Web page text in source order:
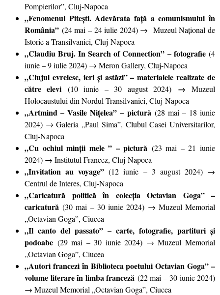
Pompierilor”, Cluj-Napoca
„Fenomenul Pitești. Adevărata față a comunismului în
România” (24 mai – 24 iulie 2024) → Muzeul Național de
Istorie a Transilvaniei, Cluj-Napoca
„Claudiu Bruj. In Search of Connection” – fotografie (4
iunie – 9 iulie 2024) → Meron Gallery, Cluj-Napoca
„Clujul evreiesc, ieri și astăzi” – materialele realizate de
către elevi (10 iunie – 30 august 2024) → Muzeul
Holocaustului din Nordul Transilvaniei, Cluj-Napoca
„Artmind – Vasile Nițelea” – pictură (28 mai – 18 iunie
2024) → Galeria „Paul Sima”, Clubul Casei Universitarilor,
Cluj-Napoca
„Cu ochiul minții mele ” – pictură (23 mai – 21 iunie
2024) → Institutul Francez, Cluj-Napoca
„Invitation au voyage” (12 iunie – 3 august 2024) →
Centrul de Interes, Cluj-Napoca
„Caricatură politică în colecția Octavian Goga” –
caricatură (30 mai – 30 iunie 2024) → Muzeul Memorial
„Octavian Goga”, Ciucea
„Il canto del passato” – carte, fotografie, partituri și
podoabe (29 mai – 30 iunie 2024) → Muzeul Memorial
„Octavian Goga”, Ciucea
„Autori francezi în Biblioteca poetului Octavian Goga” –
volume literare în limba franceză (22 mai – 30 iunie 2024)
→ Muzeul Memorial „Octavian Goga”, Ciucea